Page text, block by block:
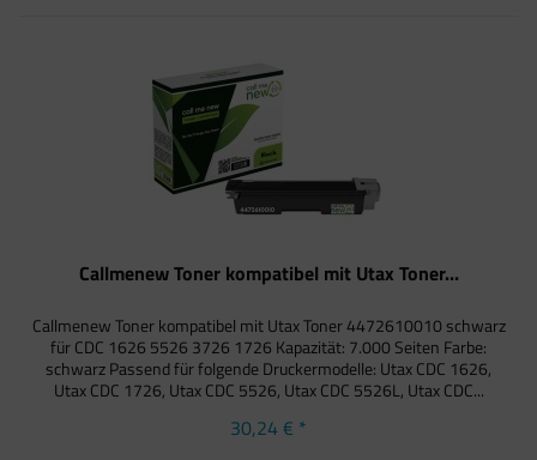
Callmenew Toner kompatibel mit Utax Toner...
Callmenew Toner kompatibel mit Utax Toner 4472610010 schwarz
für CDC 1626 5526 3726 1726 Kapazität: 7.000 Seiten Farbe:
schwarz Passend für folgende Druckermodelle: Utax CDC 1626,
Utax CDC 1726, Utax CDC 5526, Utax CDC 5526L, Utax CDC...
30,24 € *